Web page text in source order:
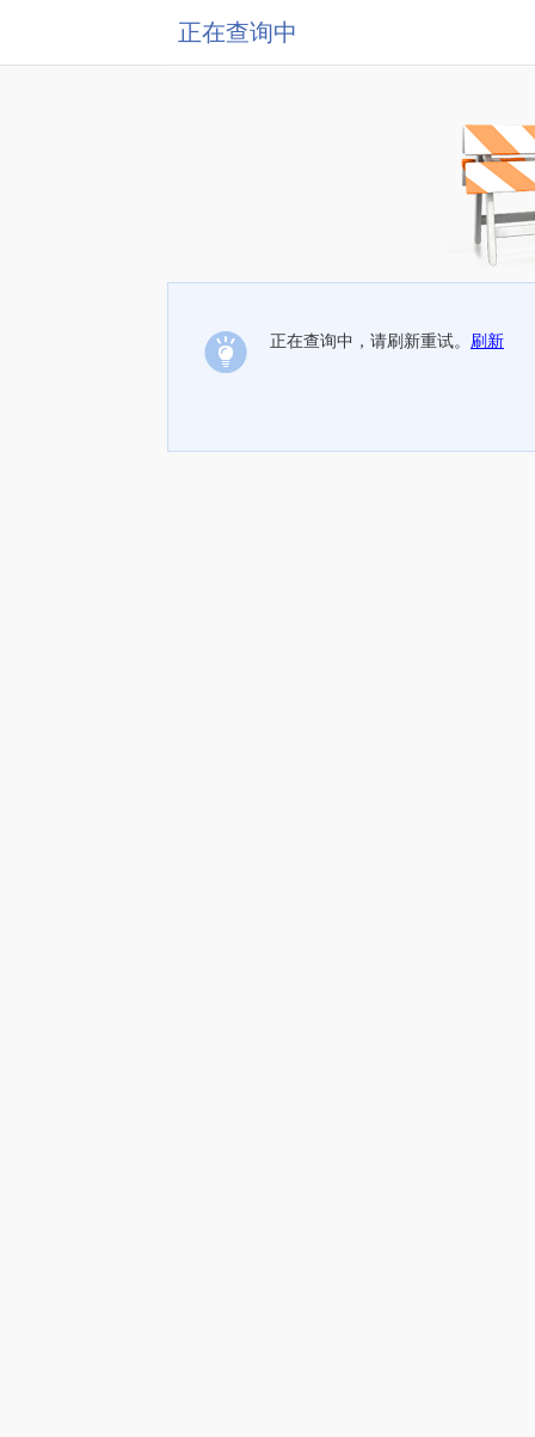
正在查询中
正在查询中，请刷新重试。 刷新